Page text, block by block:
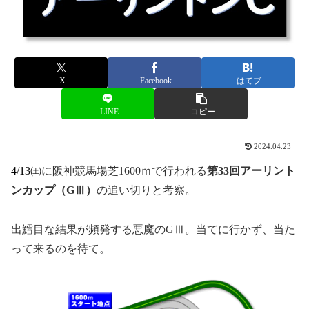
X Facebook はてブ
LINE コピー
2024.04.23
4/13㈯に阪神競馬場芝1600ｍで行われる第33回アーリント
ンカップ（GⅢ） の追い切りと考察。
出鱈目な結果が頻発する悪魔のGⅢ。当てに行かず、当た
って来るのを待て。